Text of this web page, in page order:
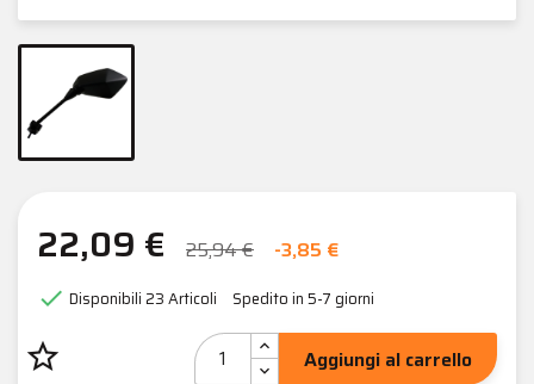
22,09 € 25,94 € -3,85 €
 Disponibili23 Articoli Spedito in 5-7 giorni
star_border
Aggiungi al carrello